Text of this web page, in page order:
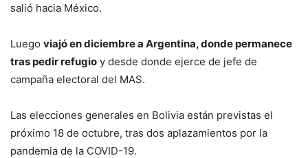
salió hacia México.
Luego viajó en diciembre a Argentina, donde permanece
tras pedir refugio y desde donde ejerce de jefe de
campaña electoral del MAS.
Las elecciones generales en Bolivia están previstas el
próximo 18 de octubre, tras dos aplazamientos por la
pandemia de la COVID-19.